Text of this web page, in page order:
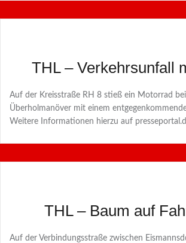
THL – Verkehrsunfall
Auf der Kreisstraße RH 8 stieß ein Motorrad
Überholmanöver mit einem
Weitere Informationen hierzu auf
THL – Baum auf
Auf der Verbindungsstraße zwischen